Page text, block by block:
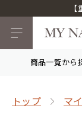
商品一覧から
トップ マ